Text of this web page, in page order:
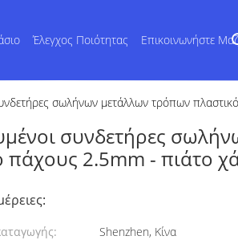
Έλεγχος Ποιότητας Επικοινωνήστε
σωλήνων μετάλλων τρόπων
συνδετήρες
πάχους 2.5mm - πιάτο
Shenzhen, Κίνα